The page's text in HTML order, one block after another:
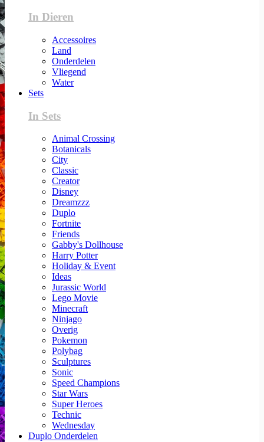
In Dieren
Accessoires
Land
Onderdelen
Vliegend
Water
Sets
In Sets
Animal Crossing
Botanicals
City
Classic
Creator
Disney
Dreamzzz
Duplo
Fortnite
Friends
Gabby's Dollhouse
Harry Potter
Holiday & Event
Ideas
Jurassic World
Lego Movie
Minecraft
Ninjago
Overig
Pokemon
Polybag
Sculptures
Sonic
Speed Champions
Star Wars
Super Heroes
Technic
Wednesday
Duplo Onderdelen